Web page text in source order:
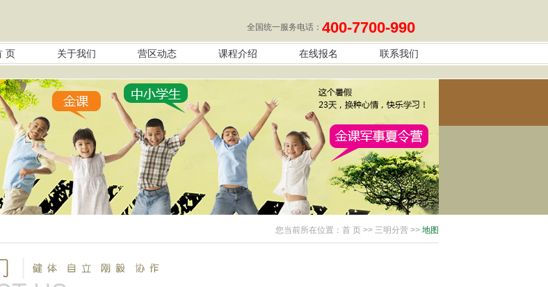
全国统一服务电话： 400-7700-990
页 关于我们 营区动态 课程介绍 在线报名 联系我们
您当前所在位置： 首 页 >> 三明分营 >> 地图